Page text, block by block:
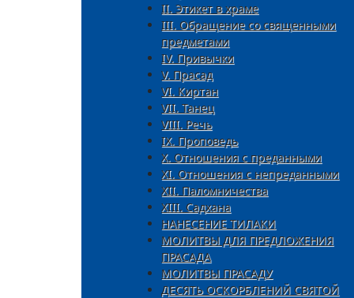
II. Этикет в храме
III. Oбращение со священными
предметами
IV. Привычки
V. Прасад
VI. Киртан
VII. Танец
VIII. Речь
IX. Проповедь
X. Отношения с преданными
XI. Oтношения с непреданными
XII. Паломничества
XIII. Садхана
НАНЕСЕНИЕ ТИЛАКИ
МОЛИТВЫ ДЛЯ ПРЕДЛОЖЕНИЯ
ПРАСАДА
МОЛИТВЫ ПРАСАДУ
ДЕСЯТЬ ОСКОРБЛЕНИЙ СВЯТОЙ